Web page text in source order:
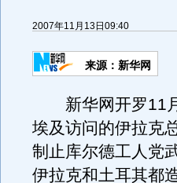
2007年11月13日09:40
来源：新华网
新华网开罗11月
埃及访问的伊拉克
制止库尔德工人党
伊拉克和土耳其都